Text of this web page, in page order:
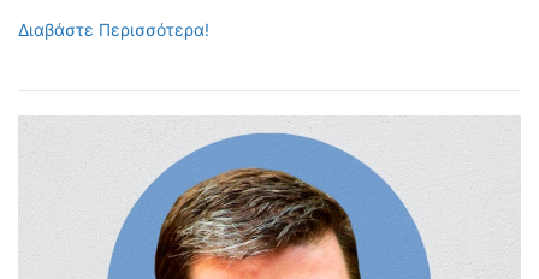
Διαβάστε Περισσότερα!